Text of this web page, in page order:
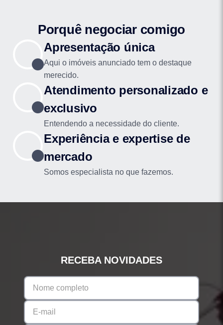
Porquê negociar comigo
Apresentação única
Aqui o imóveis anunciado tem o destaque
merecido.
Atendimento personalizado e
exclusivo
Entendendo a necessidade do cliente.
Experiência e expertise de
mercado
Somos especialista no que fazemos.
RECEBA NOVIDADES